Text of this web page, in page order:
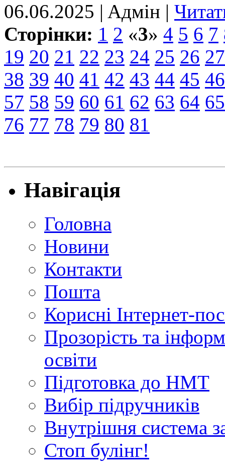
06.06.2025 | Aдмін |
Сторінки: 1 2 «3» 4 5 6 7
19 20 21 22 23 24 25 26 27
38 39 40 41 42 43 44 45 46
57 58 59 60 61 62 63 64 65
76 77 78 79 80 81
Навігація
Головна
Новини
Контакти
Пошта
Корисні Інтернет-
Прозорість та
освіти
Підготовка до НМТ
Вибір підручників
Внутрішня система
Стоп булінг!